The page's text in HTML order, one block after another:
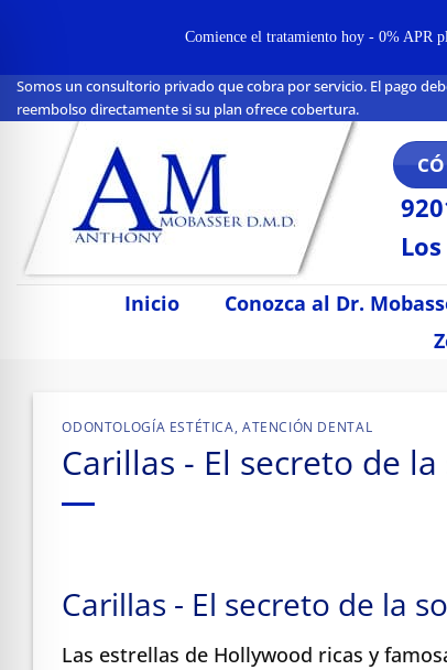
al
contenido
Somos un consultorio privado que cobra por servicio. El pago
reembolso directamente si su plan ofrece cobertura.
Inicio Conozca al Dr.
ODONTOLOGÍA ESTÉTICA, ATENCIÓN DENTAL
Carillas - El secreto de
Carillas - El secreto de la
Las estrellas de Hollywood ricas y
Mode
Comience el tratamiento hoy - 0% APR